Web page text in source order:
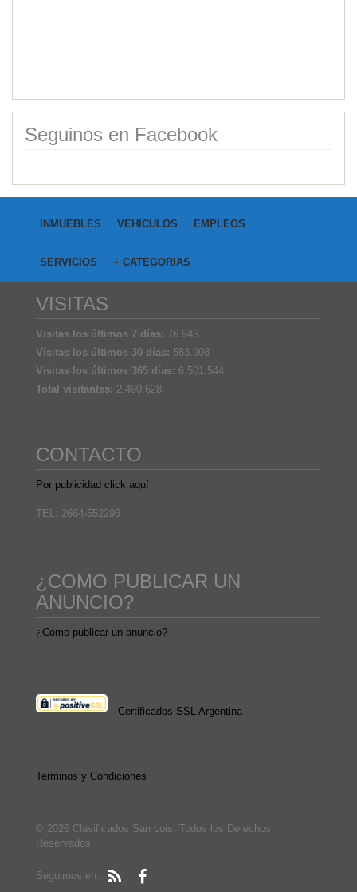
Seguinos en Facebook
INMUEBLES VEHICULOS EMPLEOS
SERVICIOS + CATEGORIAS
VISITAS
Visitas los últimos 7 días: 76.946
Visitas los últimos 30 días: 583.908
Visitas los últimos 365 días: 6.501.544
Total visitantes: 2.490.628
CONTACTO
Por publicidad click aquí
TEL: 2664-552296
¿COMO PUBLICAR UN
ANUNCIO?
¿Como publicar un anuncio?
Certificados SSL Argentina
Terminos y Condiciones
© 2026 Clasificados San Luis. Todos los Derechos
Reservados
Seguimos en: